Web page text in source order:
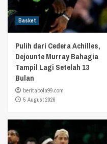
Basket
Pulih dari Cedera Achilles,
Dejounte Murray Bahagia
Tampil Lagi Setelah 13
Bulan
beritabola99.com
5 August 2026